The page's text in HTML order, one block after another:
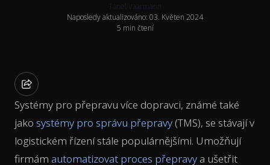
Tanel Vaarmann
Naposledy aktualizováno: 03. Květen 2024
5 min čtení
Systémy pro přepravu více dopravci, známé také
jako systémy pro správu přepravy (TMS), se stávají v
logistickém řízení stále populárnějšími. Umožňují
firmám automatizovat proces přepravy a ušetřit